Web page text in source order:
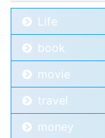
Life
book
movie
travel
money